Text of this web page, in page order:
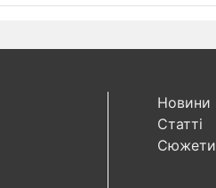
Новини
Статті
Сюжети